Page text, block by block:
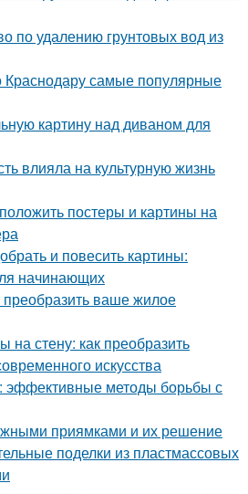
по удалению грунтовых вод из
Краснодару самые популярные
картину над диваном для
влияла на культурную жизнь
постеры и картины на
и повесить картины:
начинающих
преобразить ваше жилое
на стену: как преобразить
искусства
эффективные методы борьбы с
приямками и их решение
поделки из пластмассовых